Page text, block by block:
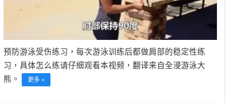
预防游泳受伤练习，每次游泳训练后都做肩部的稳定性练
习，具体怎么练请仔细观看本视频，翻译来自全浸游泳大
熊。
更多 »